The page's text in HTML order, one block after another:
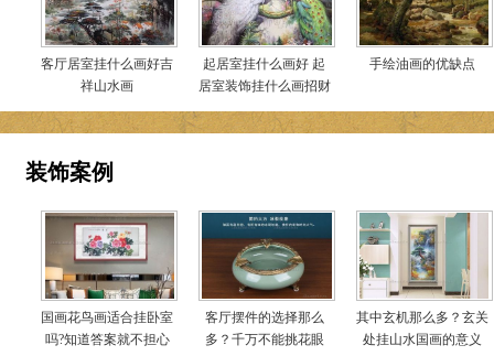
客厅居室挂什么画好吉
祥山水画
起居室挂什么画好 起
居室装饰挂什么画招财
手绘油画的优缺点
装饰案例
国画花鸟画适合挂卧室
吗?知道答案就不担心
客厅摆件的选择那么
多？千万不能挑花眼
其中玄机那么多？玄关
处挂山水国画的意义